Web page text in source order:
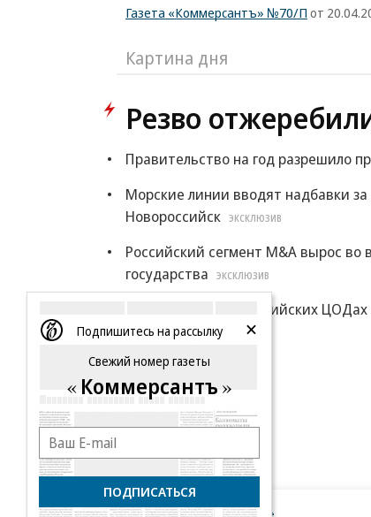
Газета «Коммерсантъ» №70/П от
Картина дня
Резво
Правительство на год разрешило
Морские линии вводят надбавки
Новороссийск
ЭКСКЛЮЗИВ
Российский сегмент M&A вырос во
государства
ЭКСКЛЮЗИВ
Цены на места в российских
Еще
Новости компаний Все
Подпишитесь на рассылку
Свежий номер газеты
Коммерсантъ
ПОДПИСАТЬСЯ